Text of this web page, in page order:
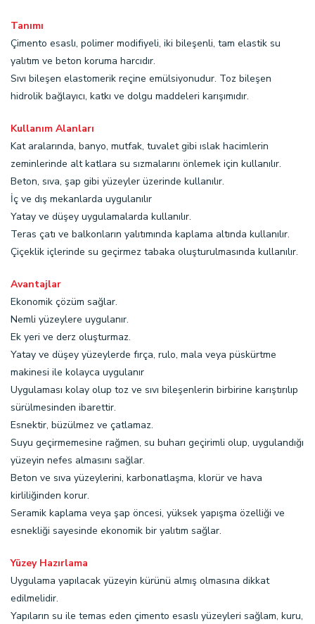
Tanımı
Çimento esaslı, polimer modifiyeli, iki bileşenli, tam elastik su
yalıtım ve beton koruma harcıdır.
Sıvı bileşen elastomerik reçine emülsiyonudur. Toz bileşen
hidrolik bağlayıcı, katkı ve dolgu maddeleri karışımıdır.
Kullanım Alanları
Kat aralarında, banyo, mutfak, tuvalet gibi ıslak hacimlerin
zeminlerinde alt katlara su sızmalarını önlemek için kullanılır.
Beton, sıva, şap gibi yüzeyler üzerinde kullanılır.
İç ve dış mekanlarda uygulanılır
Yatay ve düşey uygulamalarda kullanılır.
Teras çatı ve balkonların yalıtımında kaplama altında kullanılır.
Çiçeklik içlerinde su geçirmez tabaka oluşturulmasında kullanılır.
Avantajlar
Ekonomik çözüm sağlar.
Nemli yüzeylere uygulanır.
Ek yeri ve derz oluşturmaz.
Yatay ve düşey yüzeylerde fırça, rulo, mala veya püskürtme
makinesi ile kolayca uygulanır
Uygulaması kolay olup toz ve sıvı bileşenlerin birbirine karıştırılıp
sürülmesinden ibarettir.
Esnektir, büzülmez ve çatlamaz.
Suyu geçirmemesine rağmen, su buharı geçirimli olup, uygulandığı
yüzeyin nefes almasını sağlar.
Beton ve sıva yüzeylerini, karbonatlaşma, klorür ve hava
kirliliğinden korur.
Seramik kaplama veya şap öncesi, yüksek yapışma özelliği ve
esnekliği sayesinde ekonomik bir yalıtım sağlar.
Yüzey Hazırlama
Uygulama yapılacak yüzeyin kürünü almış olmasına dikkat
edilmelidir.
Yapıların su ile temas eden çimento esaslı yüzeyleri sağlam, kuru,